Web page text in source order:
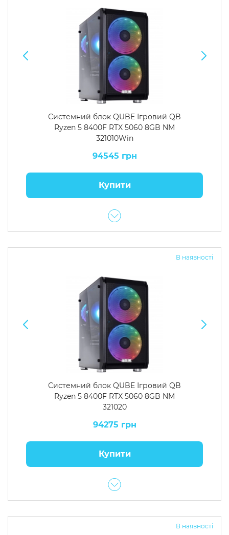
Системний блок QUBE Ігровий QB
Ryzen 5 8400F RTX 5060 8GB NM
321010Win
94545 грн
Купити
В наявності
Системний блок QUBE Ігровий QB
Ryzen 5 8400F RTX 5060 8GB NM
321020
94275 грн
Купити
В наявності